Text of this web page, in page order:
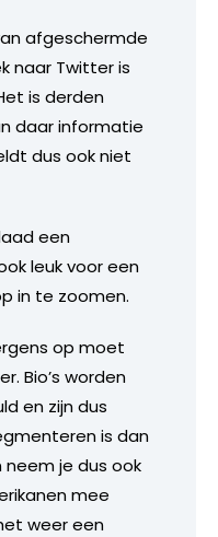
afgeschermde
naar Twitter is
is derden
daar informatie
dus ook niet
een
leuk voor een
in te zoomen.
op moet
Bio’s worden
en zijn dus
is dan
je dus ook
mee
weer een